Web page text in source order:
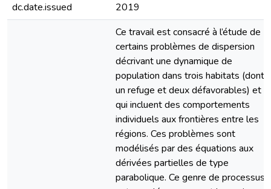
dc.date.issued
2019
Ce travail est consacré à l’étude de
certains problèmes de dispersion
décrivant une dynamique de
population dans trois habitats (dont
un refuge et deux défavorables) et
qui incluent des comportements
individuels aux frontières entre les
régions. Ces problèmes sont
modélisés par des équations aux
dérivées partielles de type
parabolique. Ce genre de processus